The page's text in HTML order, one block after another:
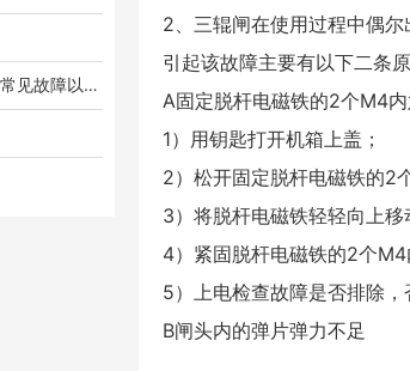
三辊闸不能读卡、掉杆等常见故障以及排除
2、三辊闸在使用过程中偶尔
引起该故障主要有以下二条原
A固定脱杆电磁铁的2个M4
1）用钥匙打开机箱上盖；
2）松开固定脱杆电磁铁的2
3）将脱杆电磁铁轻轻向上移
4）紧固脱杆电磁铁的2个M4
5）上电检查故障是否排除
B闸头内的弹片弹力不足